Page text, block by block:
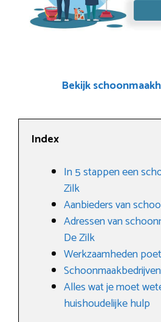
Bekijk
Index
In 5 stappen een
Zilk
Aanbieders van
Adressen van
De Zilk
Werkzaamheden
Alles wat je moet
huishoudelijke hulp